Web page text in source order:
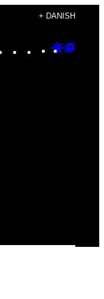
+ DANISH
Instagram
TikTok
YouTube
Google